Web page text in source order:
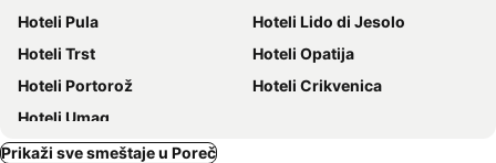
Hoteli Pula
Hoteli Lido di Jesolo
Hoteli Trst
Hoteli Opatija
Hoteli Portorož
Hoteli Crikvenica
Hoteli Umag
Prikaži sve smeštaje u Poreč